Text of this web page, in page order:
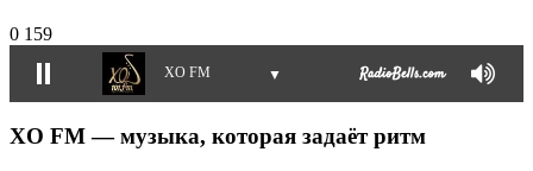
0 159
XO FM ▼
XO FM — музыка, которая задаёт ритм